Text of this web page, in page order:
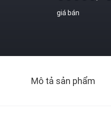
giá bán
Mô tả sản phẩm